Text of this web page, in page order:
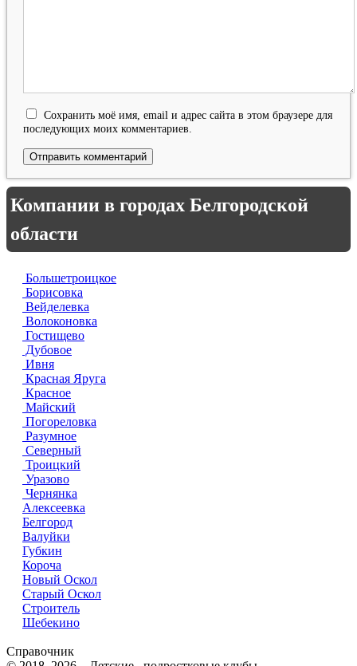
Сохранить моё имя, email и адрес сайта в этом браузере для
последующих моих комментариев.
Компании в городах Белгородской
области
Большетроицкое
Борисовка
Вейделевка
Волоконовка
Гостищево
Дубовое
Ивня
Красная Яруга
Красное
Майский
Погореловка
Разумное
Северный
Троицкий
Уразово
Чернянка
Алексеевка
Белгород
Валуйки
Губкин
Короча
Новый Оскол
Старый Оскол
Строитель
Шебекино
Справочник